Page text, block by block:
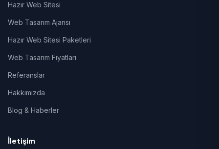
Hazır Web Sitesi
Web Tasarım Ajansı
Hazır Web Sitesi Paketleri
Web Tasarım Fiyatları
Referanslar
Hakkımızda
Blog & Haberler
İletişim